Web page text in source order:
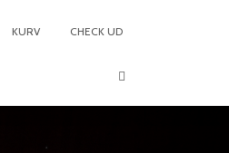
KURV CHECK UD